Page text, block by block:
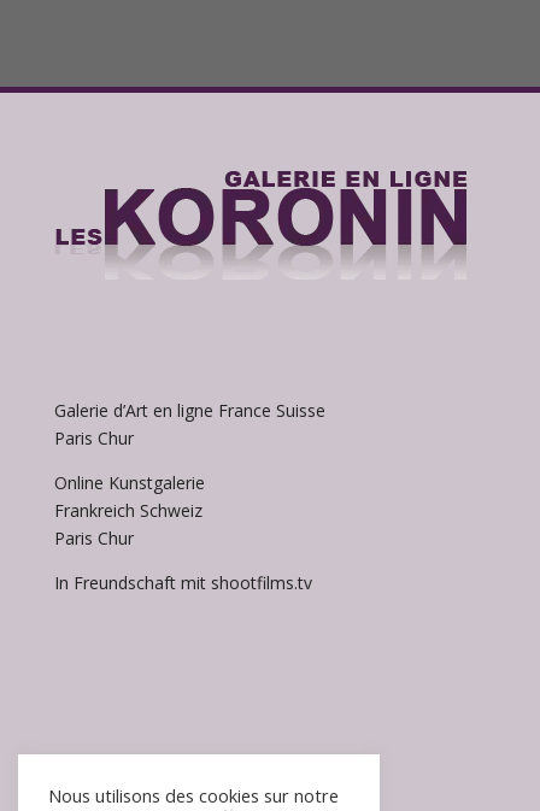
Galerie d’Art en ligne France Suisse
Paris Chur
Online Kunstgalerie
Frankreich Schweiz
Paris Chur
In Freundschaft mit shootfilms.tv
Accueil / Homepage
Nous utilisons des cookies sur notre